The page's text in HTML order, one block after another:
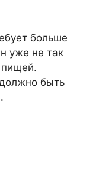
больше
уже не так
пищей.
быть